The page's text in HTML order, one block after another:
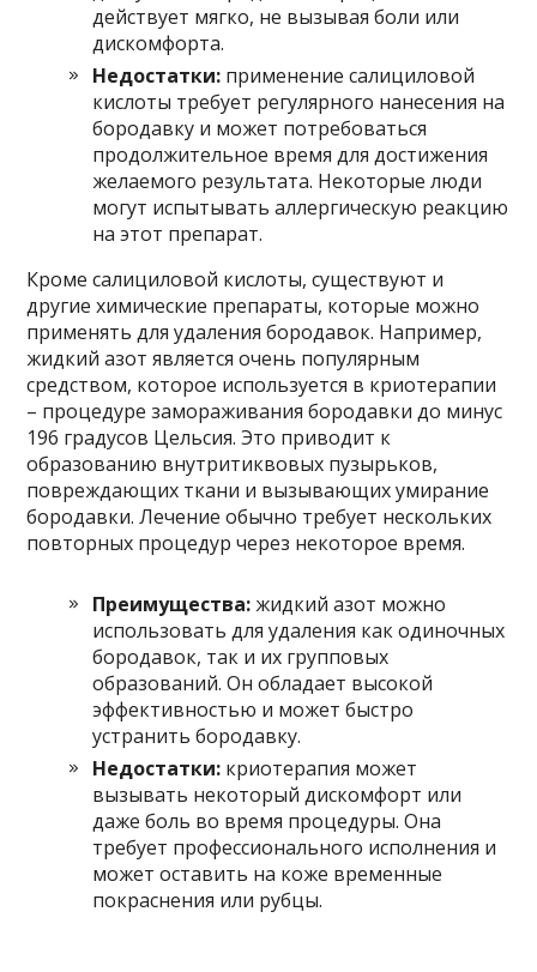
действует мягко, не вызывая боли или
дискомфорта.
Недостатки: применение салициловой
кислоты требует регулярного нанесения на
бородавку и может потребоваться
продолжительное время для достижения
желаемого результата. Некоторые люди
могут испытывать аллергическую реакцию
на этот препарат.
Кроме салициловой кислоты, существуют и
другие химические препараты, которые можно
применять для удаления бородавок. Например,
жидкий азот является очень популярным
средством, которое используется в криотерапии
– процедуре замораживания бородавки до минус
196 градусов Цельсия. Это приводит к
образованию внутритиквовых пузырьков,
повреждающих ткани и вызывающих умирание
бородавки. Лечение обычно требует нескольких
повторных процедур через некоторое время.
Преимущества:жидкий азот можно
использовать для удаления как одиночных
бородавок, так и их групповых
образований. Он обладает высокой
эффективностью и может быстро
устранить бородавку.
Недостатки: криотерапия может
вызывать некоторый дискомфорт или
даже боль во время процедуры. Она
требует профессионального исполнения и
может оставить на коже временные
покраснения или рубцы.